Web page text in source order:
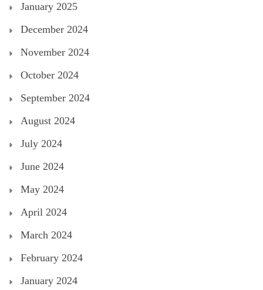
January 2025
December 2024
November 2024
October 2024
September 2024
August 2024
July 2024
June 2024
May 2024
April 2024
March 2024
February 2024
January 2024